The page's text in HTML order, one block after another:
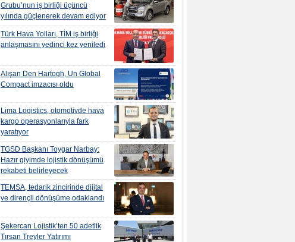
Grubu’nun iş birliği üçüncü
yılında güçlenerek devam ediyor
Türk Hava Yolları, TİM iş birliği
anlaşmasını yedinci kez yeniledi
Alışan Den Hartogh, Un Global
Compact imzacısı oldu
Lima Logistics, otomotivde hava
kargo operasyonlarıyla fark
yaratıyor
TGSD Başkanı Toygar Narbay:
Hazır giyimde lojistik dönüşümü
rekabeti belirleyecek
TEMSA, tedarik zincirinde dijital
ve dirençli dönüşüme odaklandı
Şekercan Lojistik’ten 50 adetlik
Tırsan Treyler Yatırımı